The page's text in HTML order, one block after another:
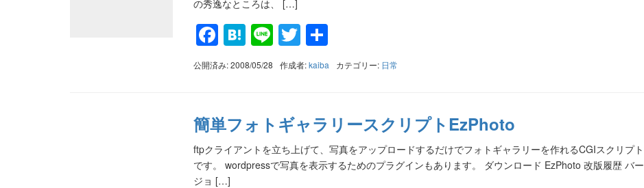
の秀逸なところは、 […]
Facebook
Hatena
LineTwitter
有
公開済み: 2008/05/28 作成者:kaiba カテゴリー: 日常
簡単フォトギャラリースクリプトEzPhoto
ftpクライアントを立ち上げて、写真をアップロードするだけでフォトギャラリーを作れるCGIスクリプト
です。 wordpressで写真を表示するためのプラグインもあります。 ダウンロード EzPhoto 改版履歴 バー
ジョ […]